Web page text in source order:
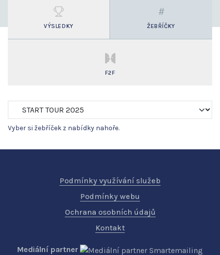
VÝSLEDKY ŽEBŘÍČKY
F2F
Vyber si žebříček z nabídky nahoře.
Podmínky využívání služeb
Podmínky webu
Ochrana osobních údajů
Kontakt
Mediální partner